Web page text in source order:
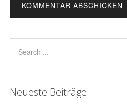
Neueste Beiträge